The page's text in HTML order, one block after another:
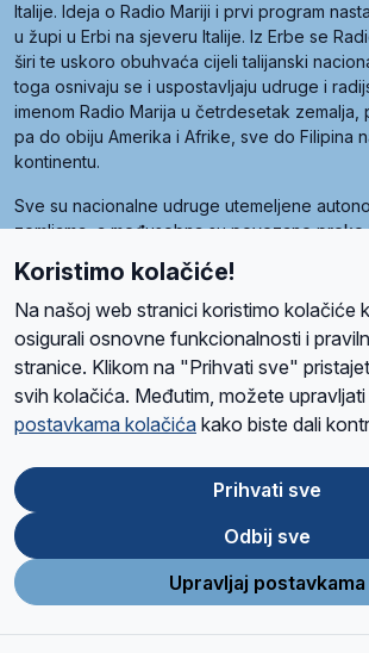
Italije. Ideja o Radio Mariji i prvi program
u župi u Erbi na sjeveru Italije. Iz Erbe se
širi te uskoro obuhvaća cijeli talijanski
toga osnivaju se i uspostavljaju udruge i
imenom Radio Marija u četrdesetak
pa do obiju Amerika i Afrike, sve do Filipina
kontinentu.
Sve su nacionalne udruge utemeljene
zemljama, a međusobna su povezane
pod nazivom Svjetska obitelj Radio Marije
Radio Maria). Svjetsku obitelj utemeljilo je
kojima je i hrvatska Udruga Radio Marija.
O namaRadio ProgramVolonteriPrijatelji
Ova stranica je zaštićena Google
Store
Google
Play
Koristimo kolačiće!
Na našoj web stranici koristimo kolačiće
osigurali osnovne funkcionalnosti i
stranice. Klikom na "Prihvati sve"
svih kolačića. Međutim, možete
postavkama kolačića kako biste dali
Prihvati sve
Odbij sve
Upravljaj postavkama